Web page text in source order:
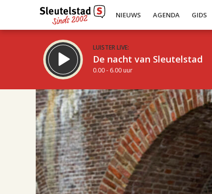
NIEUWS AGENDA GIDS
LUISTER LIVE:
De nacht van Sleutelstad
0.00 - 6.00 uur
14.00
Inklappen